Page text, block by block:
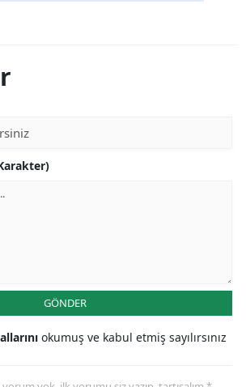
GÖNDER
okumuş ve kabul etmiş sayılırsınız